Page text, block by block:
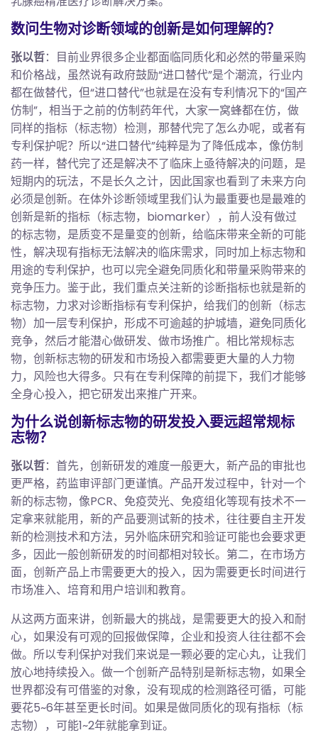
数问生物对诊断领域的创新是如何理解的？
张以哲：目前业界很多企业都面临同质化和必然的带量采购
和价格战，虽然说有政府鼓励“进口替代”是个潮流，行业内
都在做替代，但“进口替代”也就是在没有专利情况下的“国产
仿制”，相当于之前的仿制药年代，大家一窝蜂都在仿，做
同样的指标（标志物）检测，那替代完了怎么办呢，或者有
专利保护呢？所以“进口替代”纯粹是为了降低成本，像仿制
药一样，替代完了还是解决不了临床上亟待解决的问题，是
短期内的玩法，不是长久之计，因此国家也看到了未来方向
必须是创新。在体外诊断领域里我们认为最重要也是最难的
创新是新的指标（标志物，biomarker），前人没有做过
的标志物，是质变不是量变的创新，给临床带来全新的可能
性，解决现有指标无法解决的临床需求，同时加上标志物和
用途的专利保护，也可以完全避免同质化和带量采购带来的
竞争压力。鉴于此，我们重点关注新的诊断指标也就是新的
标志物，力求对诊断指标有专利保护，给我们的创新（标志
物）加一层专利保护，形成不可逾越的护城墙，避免同质化
竞争，然后才能潜心做研发、做市场推广。相比常规标志
物，创新标志物的研发和市场投入都需要更大量的人力物
力，风险也大得多。只有在专利保障的前提下，我们才能够
全身心投入，把它研发出来推广开来。
为什么说创新标志物的研发投入要远超常规标
志物？
张以哲：首先，创新研发的难度一般更大，新产品的审批也
更严格，药监审评部门更谨慎。产品开发过程中，针对一个
新的标志物，像PCR、免疫荧光、免疫组化等现有技术不一
定拿来就能用，新的产品要测试新的技术，往往要自主开发
新的检测技术和方法，另外临床研究和验证可能也会要求更
多，因此一般创新研发的时间都相对较长。第二，在市场方
面，创新产品上市需要更大的投入，因为需要更长时间进行
市场准入、培育和用户培训和教育。
从这两方面来讲，创新最大的挑战，是需要更大的投入和耐
心，如果没有可观的回报做保障，企业和投资人往往都不会
做。所以专利保护对我们来说是一颗必要的定心丸，让我们
放心地持续投入。做一个创新产品特别是新标志物，如果全
世界都没有可借鉴的对象，没有现成的检测路径可循，可能
要花5~6年甚至更长时间。如果是做同质化的现有指标（标
志物），可能1~2年就能拿到证。